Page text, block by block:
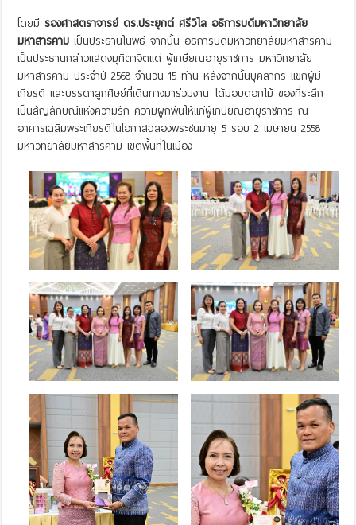
โดยมีรองศาสตราจารย์ ดร.ประยุกต์ ศรีวิไล อธิการบดีมหาวิทยาลัย
มหาสารคาม เป็นประธานในพิธี จากนั้น อธิการบดีมหาวิทยาลัยมหาสารคาม
เป็นประธานกล่าวแสดงมุทิตาจิตแด่ ผู้เกษียณอายุราชการ มหาวิทยาลัย
มหาสารคาม ประจำปี 2568 จำนวน 15 ท่าน หลังจากนั้นบุคลากร แขกผู้มี
เกียรติ และบรรดาลูกศิษย์ที่เดินทางมาร่วมงาน ได้มอบดอกไม้ ของที่ระลึก
เป็นสัญลักษณ์แห่งความรัก ความผูกพันให้แก่ผู้เกษียณอายุราชการ ณ
อาคารเฉลิมพระเกียรติในโอกาสฉลองพระชนมายุ 5 รอบ 2 เมษายน 2558
มหาวิทยาลัยมหาสารคาม เขตพื้นที่ในเมือง